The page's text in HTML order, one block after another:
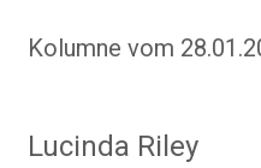
Kolumne vom
Lucinda Riley